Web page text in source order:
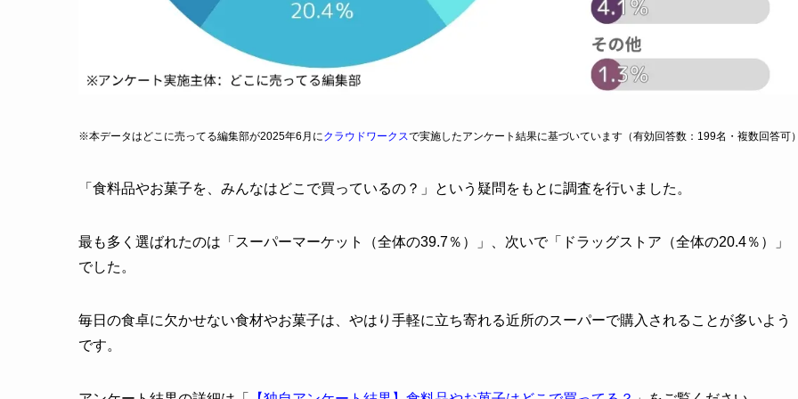
※本データはどこに売ってる編集部が2025年6月にクラウドワークスで実施したアンケート結果に基づいています（有効回答数：199名・複数回答可
「食料品やお菓子を、みんなはどこで買っているの？」という疑問をもとに調査を行いました。
最も多く選ばれたのは「スーパーマーケット（全体の39.7％）」、次いで「ドラッグストア（全体の20.4％）」
でした。
毎日の食卓に欠かせない食材やお菓子は、やはり手軽に立ち寄れる近所のスーパーで購入されることが多いよう
です。